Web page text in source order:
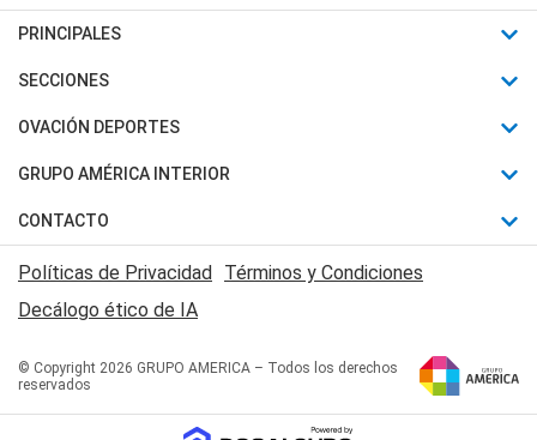
PRINCIPALES
Últimas Noticias
Política
Judiciales
Economia
SECCIONES
Horóscopo
Motores
Trucos caseros
Series y Películas
Edictos y Solicitadas
OVACIÓN DEPORTES
Fútbol
Mundial
Automovilismo
Rugby
Básquet
GRUPO AMÉRICA INTERIOR
Canal 7 en Vivo
San Juan 8
CONTACTO
Acerca de Nosotros
Contactanos
Políticas de Privacidad Términos y Condiciones
Decálogo ético de IA
© Copyright 2026 GRUPO AMERICA – Todos los derechos
reservados